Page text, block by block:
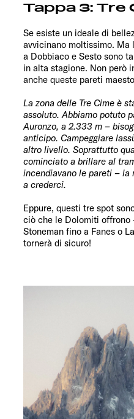
Tappa 3: Tre
Se esiste un ideale di
avvicinano moltissimo.
a Dobbiaco e Sesto sono
in alta stagione. Non però
anche queste pareti
La zona delle Tre Cime è
assoluto. Abbiamo potuto
Auronzo, a 2.333 m –
anticipo. Campeggiare
altro livello. Soprattutto
cominciato a brillare al
incendiavano le pareti – la
a crederci.
Eppure, questi tre spot
ciò che le Dolomiti offrono
Stoneman fino a Fanes o
tornerà di sicuro!